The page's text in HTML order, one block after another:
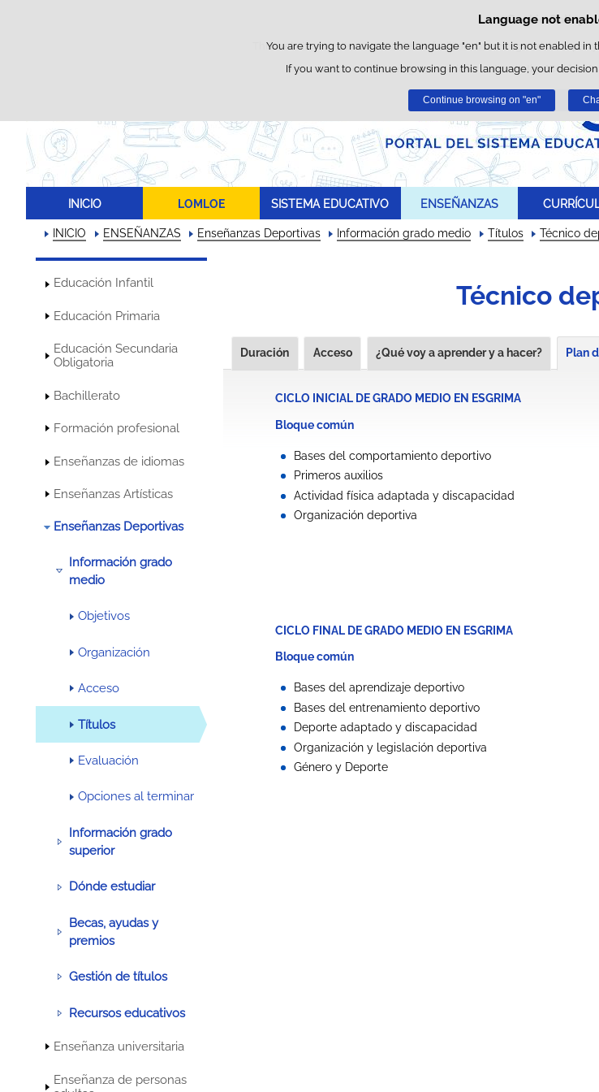
Cookie Policy
This website uses its own cookies to facilitate browsing and third-
You can get more information in the "Cookies"
Accept Reject
Language not
You are trying to navigate the language "en" but it is not enabled in
If you want to continue browsing in this language, your
Continue browsing on "en"
Skip to
INICIO LOMLOE SISTEMA EDUCATIVO ENSEÑANZAS
INICIO ENSEÑANZAS Enseñanzas Deportivas Información grado medio Títulos Técnico
Educación Infantil
Educación Primaria
Educación Secundaria
Obligatoria
Bachillerato
Formación profesional
Enseñanzas de idiomas
Enseñanzas Artísticas
Enseñanzas Deportivas
Información grado
medio
Objetivos
Organización
Acceso
Títulos
Evaluación
Opciones al terminar
Información grado
superior
Dónde estudiar
Becas, ayudas y
premios
Gestión de títulos
Recursos educativos
Enseñanza universitaria
Enseñanza de personas
Técnico
Duración Acceso ¿Qué voy a aprender y a hacer? Plan
CICLO INICIAL DE GRADO MEDIO EN ESGRIMA
Bloque común
Bases del comportamiento deportivo
Primeros auxilios
Actividad física adaptada y discapacidad
Organización deportiva
CICLO FINAL DE GRADO MEDIO EN ESGRIMA
Bloque común
Bases del aprendizaje deportivo
Bases del entrenamiento deportivo
Deporte adaptado y discapacidad
Organización y legislación deportiva
Género y Deporte